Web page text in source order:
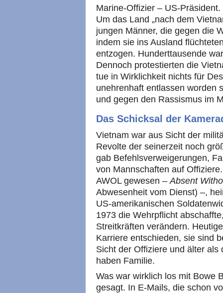
Marine-Offizier – US-
Um das Land „nach dem
jungen Männer, die gegen die
indem sie ins Ausland
entzogen. Hunderttausende
Dennoch protestierten die
tue in Wirklichkeit nichts für
unehrenhaft entlassen worden
und gegen den Rassismus im
Das Schicksal der
Vietnam war aus Sicht der
Revolte der seinerzeit noch
gab Befehlsverweigerungen,
von Mannschaften auf
AWOL gewesen –Absent
Abwesenheit vom Dienst) –,
US-amerikanischen
1973 die Wehrpflicht
Streitkräften verändern.
Karriere entschieden, sie sind
Sicht der Offiziere und älter
haben Familie.
Was war wirklich los mit Bowe
gesagt. In E-Mails, die schon